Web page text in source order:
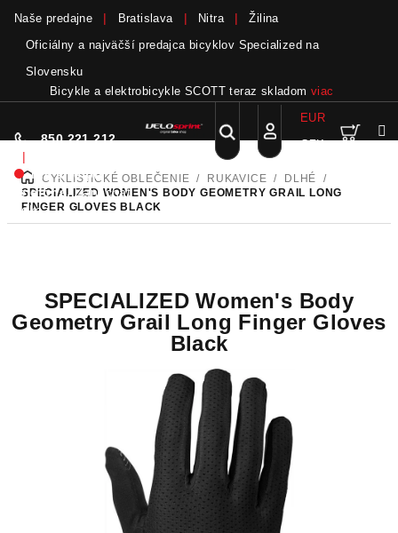
obsah
Naše predajne Bratislava Nitra
Žilina
Oficiálny a najväčší predajca bicyklov Specialized na
Slovensku
Bicykle a elektrobicykle SCOTT teraz skladom viac
850 221 212
|
Nie sme pri
telefóne.Zanechať
odkaz
Hľadať
Prihlásenie
EUR
CZK
DOMOVCYKLISTICKÉ OBLEČENIE / RUKAVICE / DLHÉ
/
SPECIALIZED WOMEN'S BODY GEOMETRY GRAIL LONG
FINGER GLOVES BLACK
SPECIALIZED Women's Body
Geometry Grail Long Finger Gloves
Black